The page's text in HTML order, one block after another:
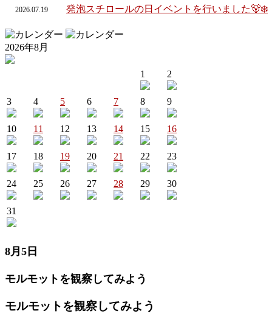
2026.07.19 発泡スチロールの日イベントを行いました🐻‍❄️
2026年8月
1 2
3 4 5 6 7 8 9
10 11 12 13 14 15 16
17 18 19 20 21 22 23
24 25 26 27 28 29 30
31
8月5日
モルモットを観察してみよう
モルモットを観察してみよう